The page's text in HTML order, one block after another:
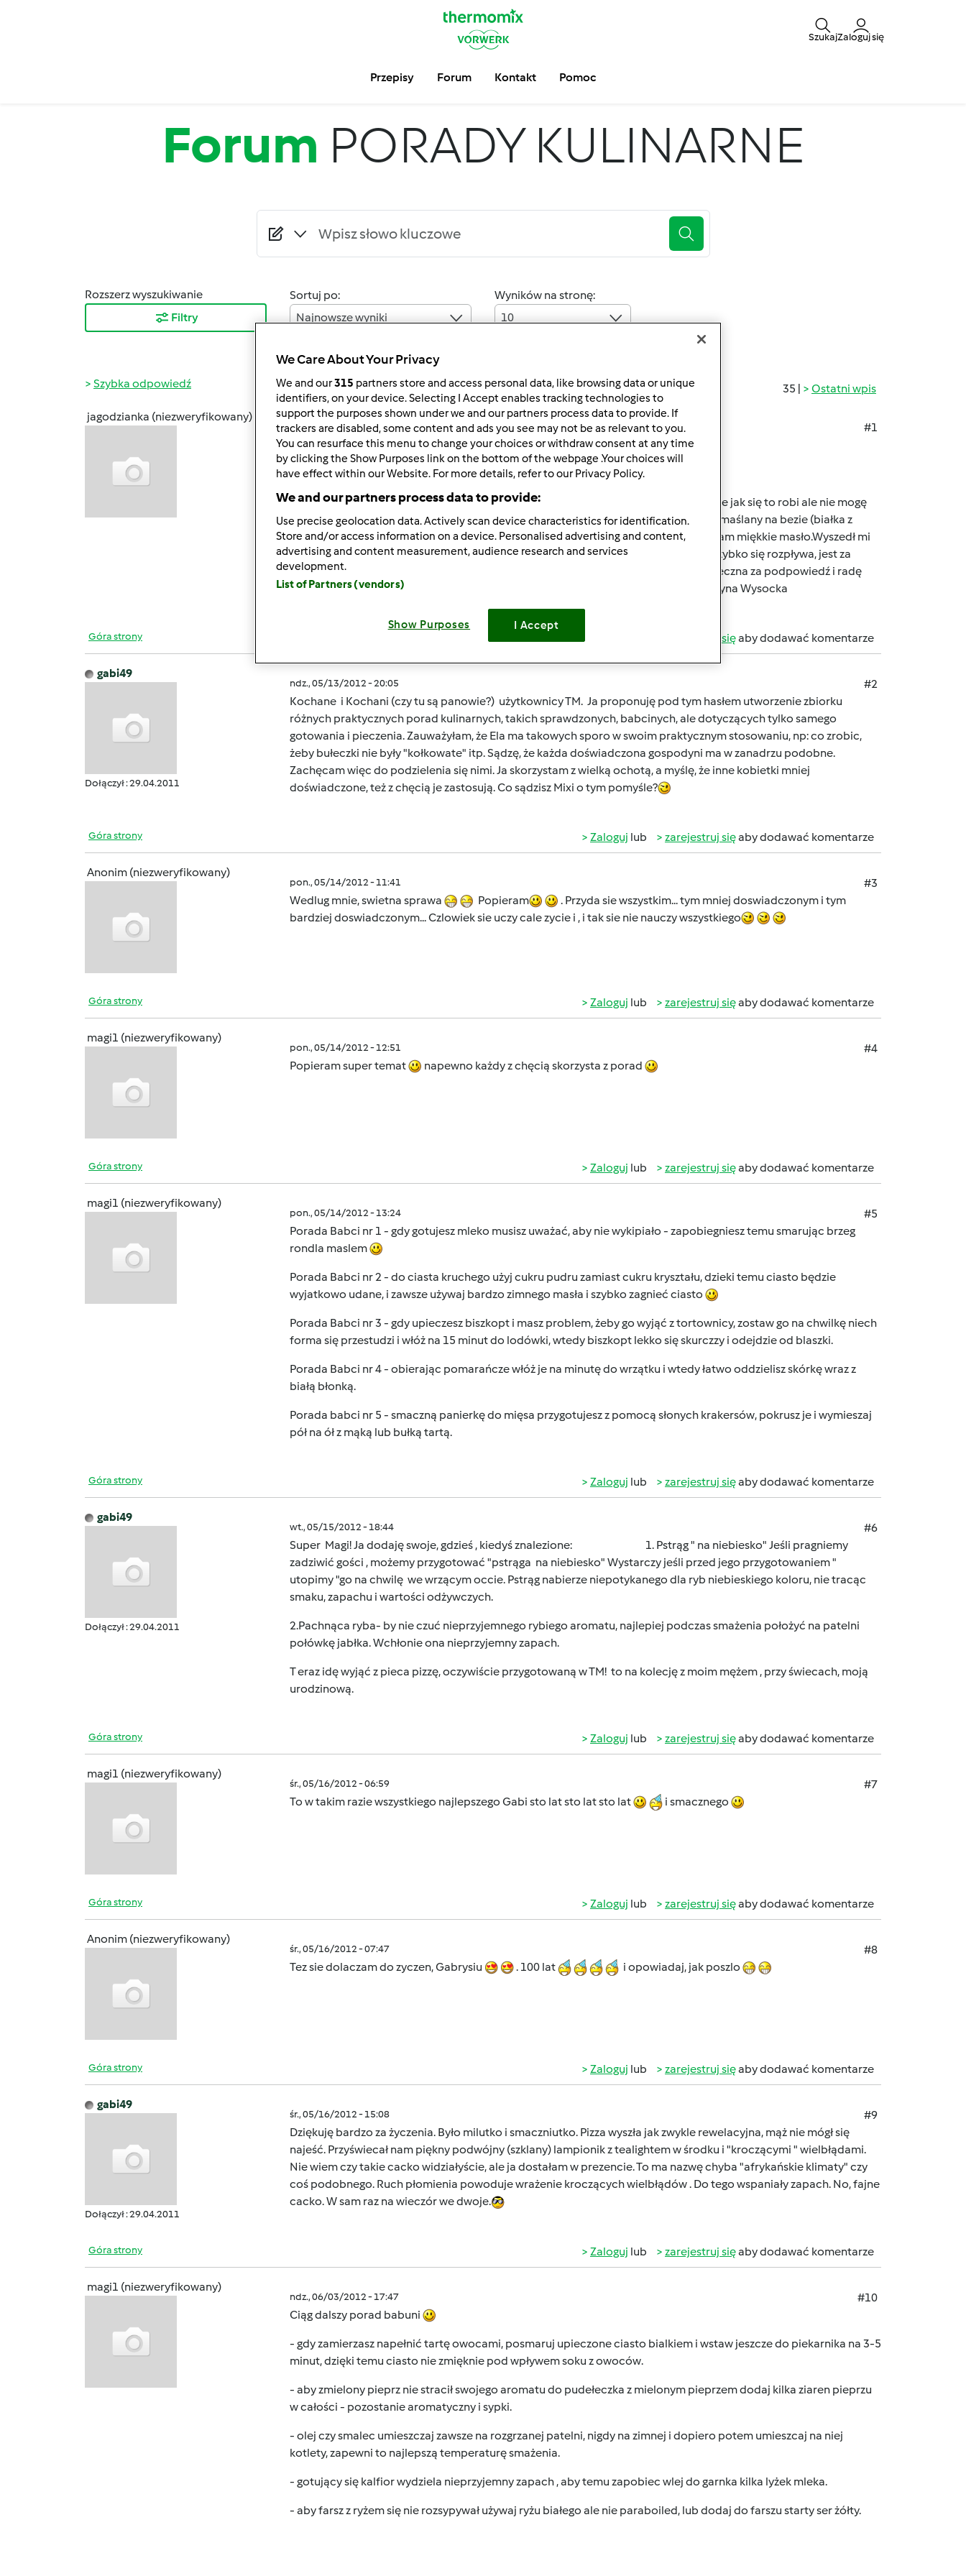
SzukajZaloguj się
Przepisy Forum Kontakt Pomoc
Forum PORADY KULINARNE
Rozszerz wyszukiwanie
Filtry
Sortuj po:
Najnowsze wyniki
Wyników na stronę:
10
35 | Ostatni wpis
Szybka odpowiedź
jagodzianka (niezweryfikowany)
pt., 10/21/2016 - 18:40
#1
Witam Wszystkich
Mam pytanie
Na torcie z okazji urodzin chciałam zrobić ozdoby z kwiatów .Zobaczyłam na yu Tubie jak się to robi ale nie mogę
znaleźdż żadnego przepisu na krem który mogła bym zrobić w TM31. Zrobiłam krem maślany na bezie (białka z
cukrem podgrzewane na parze)po wystudzeniu miksowałam w TM na obr.3/4 dodałam miękkie masło.Wyszedł mi
krem ale nie jest puszysty i wtrakcie robienia kwiatka przez rękaw cukierniczy zbyt szybko się rozpływa, jest za
lużny.Może ktoś ma doświadczenie w tym temacie i mógłby mi doradzić . Będę wdzieczna za podpowiedź i radę
.Można odpowiedzieć na F-buku bedzie szypciej Pozdrawiam i z góry dziękuję Krystyna Wysocka
Góra strony zarejestruj sięaby dodawać komentarze
gabi49
Dołączył : 29.04.2011
ndz., 05/13/2012 - 20:05
#2
Kochane i Kochani (czy tu są panowie?) użytkownicy TM. Ja proponuję pod tym hasłem utworzenie zbiorku
różnych praktycznych porad kulinarnych, takich sprawdzonych, babcinych, ale dotyczących tylko samego
gotowania i pieczenia. Zauważyłam, że Ela ma takowych sporo w swoim praktycznym stosowaniu, np: co zrobic,
żeby bułeczki nie były "kołkowate" itp. Sądzę, że każda doświadczona gospodyni ma w zanadrzu podobne.
Zachęcam więc do podzielenia się nimi. Ja skorzystam z wielką ochotą, a myślę, że inne kobietki mniej
doświadczone, też z chęcią je zastosują. Co sądzisz Mixi o tym pomyśle?
Góra strony Zaloguj lub zarejestruj sięaby dodawać komentarze
Anonim (niezweryfikowany)
pon., 05/14/2012 - 11:41
#3
Wedlug mnie, swietna sprawa
Popieram
. Przyda sie wszystkim... tym mniej doswiadczonym i tym
bardziej doswiadczonym... Czlowiek sie uczy cale zycie i , i tak sie nie nauczy wszystkiego
Góra strony Zaloguj lub zarejestruj sięaby dodawać komentarze
magi1 (niezweryfikowany)
pon., 05/14/2012 - 12:51
#4
Popieram super temat
napewno każdy z chęcią skorzysta z porad
Góra strony Zaloguj lub zarejestruj sięaby dodawać komentarze
magi1 (niezweryfikowany)
pon., 05/14/2012 - 13:24
#5
Porada Babci nr 1 - gdy gotujesz mleko musisz uważać, aby nie wykipiało - zapobiegniesz temu smarując brzeg
rondla maslem
Porada Babci nr 2 - do ciasta kruchego użyj cukru pudru zamiast cukru kryształu, dzieki temu ciasto będzie
wyjatkowo udane, i zawsze używaj bardzo zimnego masła i szybko zagnieć ciasto
Porada Babci nr 3 - gdy upieczesz biszkopt i masz problem, żeby go wyjąć z tortownicy, zostaw go na chwilkę niech
forma się przestudzi i włóż na 15 minut do lodówki, wtedy biszkopt lekko się skurczzy i odejdzie od blaszki.
Porada Babci nr 4 - obierając pomarańcze włóż je na minutę do wrzątku i wtedy łatwo oddzielisz skórkę wraz z
białą błonką.
Porada babci nr 5 - smaczną panierkę do mięsa przygotujesz z pomocą słonych krakersów, pokrusz je i wymieszaj
pół na ół z mąką lub bułką tartą.
Góra strony Zaloguj lub zarejestruj sięaby dodawać komentarze
gabi49
Dołączył : 29.04.2011
wt., 05/15/2012 - 18:44
#6
Super Magi! Ja dodaję swoje, gdzieś , kiedyś znalezione: 1. Pstrąg " na niebiesko" Jeśli pragniemy
zadziwić gości , możemy przygotować "pstrąga na niebiesko" Wystarczy jeśli przed jego przygotowaniem "
utopimy "go na chwilę we wrzącym occie. Pstrąg nabierze niepotykanego dla ryb niebieskiego koloru, nie tracąc
smaku, zapachu i wartości odżywczych.
2.Pachnąca ryba- by nie czuć nieprzyjemnego rybiego aromatu, najlepiej podczas smażenia położyć na patelni
połówkę jabłka. Wchłonie ona nieprzyjemny zapach.
T eraz idę wyjąć z pieca pizzę, oczywiście przygotowaną w TM! to na kolecję z moim mężem , przy świecach, moją
urodzinową.
Góra strony Zaloguj lub zarejestruj sięaby dodawać komentarze
magi1 (niezweryfikowany)
śr., 05/16/2012 - 06:59
#7
To w takim razie wszystkiego najlepszego Gabi sto lat sto lat sto lat
i smacznego
Góra strony Zaloguj lub zarejestruj sięaby dodawać komentarze
Anonim (niezweryfikowany)
śr., 05/16/2012 - 07:47
#8
Tez sie dolaczam do zyczen, Gabrysiu
. 100 lat i opowiadaj, jak poszlo
Góra strony Zaloguj lub zarejestruj sięaby dodawać komentarze
gabi49
Dołączył : 29.04.2011
śr., 05/16/2012 - 15:08
#9
Dziękuję bardzo za życzenia. Było milutko i smaczniutko. Pizza wyszła jak zwykle rewelacyjna, mąż nie mógł się
najeść. Przyświecał nam piękny podwójny (szklany) lampionik z tealightem w środku i "kroczącymi " wielbłądami.
Nie wiem czy takie cacko widziałyście, ale ja dostałam w prezencie. To ma nazwę chyba "afrykańskie klimaty" czy
coś podobnego. Ruch płomienia powoduje wrażenie kroczących wielbłądów . Do tego wspaniały zapach. No, fajne
cacko. W sam raz na wieczór we dwoje.
Góra strony Zaloguj lub zarejestruj sięaby dodawać komentarze
magi1 (niezweryfikowany)
ndz., 06/03/2012 - 17:47
#10
Ciąg dalszy porad babuni
- gdy zamierzasz napełnić tartę owocami, posmaruj upieczone ciasto bialkiem i wstaw jeszcze do piekarnika na 3-5
minut, dzięki temu ciasto nie zmięknie pod wpływem soku z owoców.
- aby zmielony pieprz nie stracił swojego aromatu do pudełeczka z mielonym pieprzem dodaj kilka ziaren pieprzu
w całości - pozostanie aromatyczny i sypki.
- olej czy smalec umieszczaj zawsze na rozgrzanej patelni, nigdy na zimnej i dopiero potem umieszcaj na niej
kotlety, zapewni to najlepszą temperaturę smażenia.
- gotujący się kalfior wydziela nieprzyjemny zapach , aby temu zapobiec wlej do garnka kilka lyżek mleka.
- aby farsz z ryżem się nie rozsypywał używaj ryżu białego ale nie paraboiled, lub dodaj do farszu starty ser żółty.
We Care About Your Privacy
We and our315 partners store and access personal data, like browsing data or unique
identifiers, on your device. Selecting I Accept enables tracking technologies to
support the purposes shown under we and our partners process data to provide. If
trackers are disabled, some content and ads you see may not be as relevant to you.
You can resurface this menu to change your choices or withdraw consent at any time
by clicking the Show Purposes link on the bottom of the webpage .Your choices will
have effect within our Website. For more details, refer to our Privacy Policy.
We and our partners process data to provide:
Use precise geolocation data. Actively scan device characteristics for identification.
Store and/or access information on a device. Personalised advertising and content,
advertising and content measurement, audience research and services
development.
List of Partners (vendors)
Show Purposes I Accept